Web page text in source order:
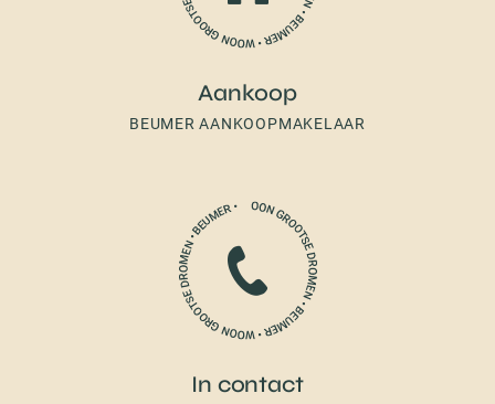
Aankoop
BEUMER AANKOOPMAKELAAR
In contact